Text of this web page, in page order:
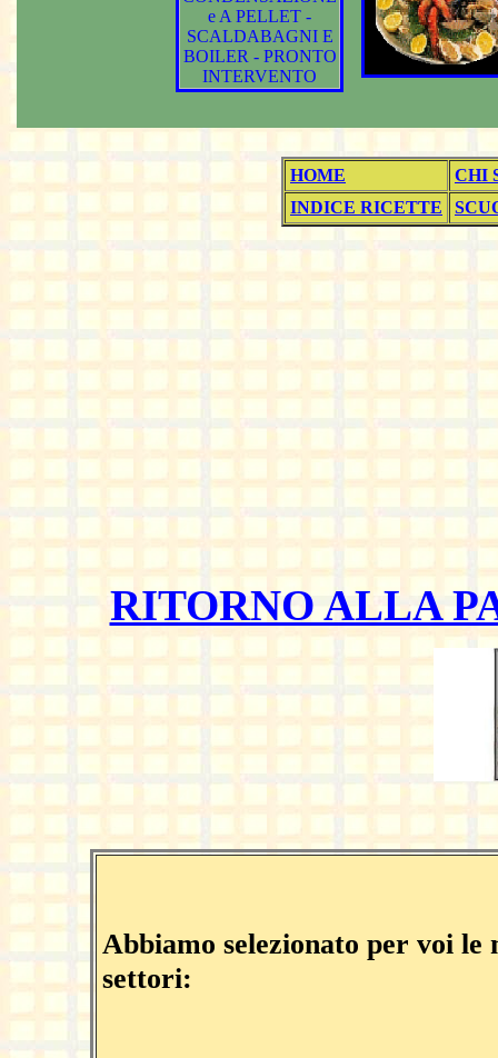
HOME
CHI
INDICE RICETTE
RITORNO ALLA
Abbiamo selezionato per voi
settori: